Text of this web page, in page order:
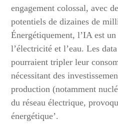
engagement colossal, avec
potentiels de dizaines de
Énergétiquement, l’IA est un
l’électricité et l’eau. Les
pourraient tripler leur
nécessitant des
production (notamment
du réseau électrique,
énergétique’.